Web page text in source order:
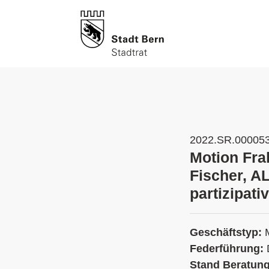
Motion
Fischer,
Geschäftstyp:
Federführung:
Stand